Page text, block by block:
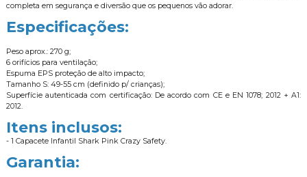
completa em segurança e diversão que os pequenos vão adorar.
Especificações:
Peso aprox.: 270 g;
6 orifícios para ventilação;
Espuma EPS proteção de alto impacto;
Tamanho S: 49-55 cm (definido p/ crianças);
Superfície autenticada com certificação: De acordo com CE e EN 1078; 2012 + A1:
2012.
Itens inclusos:
- 1 Capacete Infantil Shark Pink Crazy Safety.
Garantia: